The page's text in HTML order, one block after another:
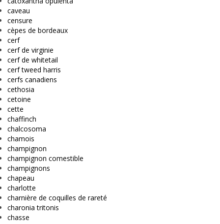
caveau
censure
cèpes de bordeaux
cerf
cerf de virginie
cerf de whitetail
cerf tweed harris
cerfs canadiens
cethosia
cetoine
cette
chaffinch
chalcosoma
chamois
champignon
champignon comestible
champignons
chapeau
charlotte
charnière de coquilles de rareté
charonia tritonis
chasse